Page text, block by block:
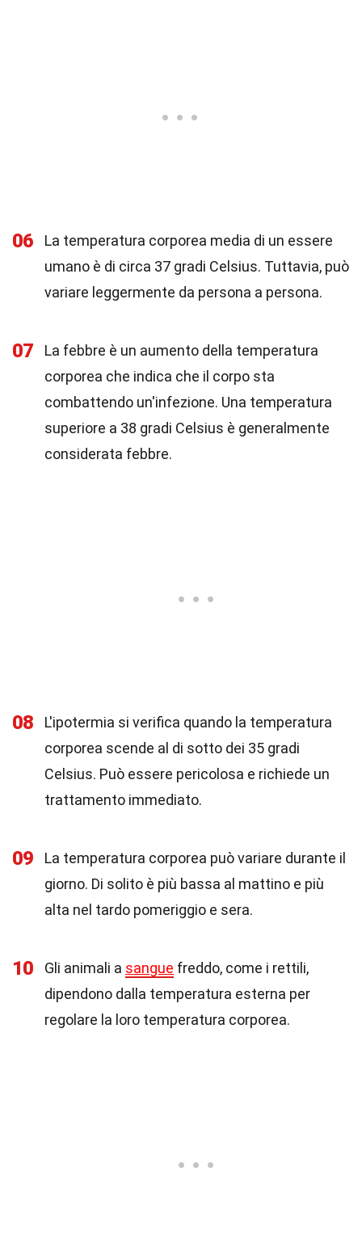
06
La temperatura corporea media di un essere
umano è di circa 37 gradi Celsius. Tuttavia, può
variare leggermente da persona a persona.
07
La febbre è un aumento della temperatura
corporea che indica che il corpo sta
combattendo un'infezione. Una temperatura
superiore a 38 gradi Celsius è generalmente
considerata febbre.
08
L'ipotermia si verifica quando la temperatura
corporea scende al di sotto dei 35 gradi
Celsius. Può essere pericolosa e richiede un
trattamento immediato.
09
La temperatura corporea può variare durante il
giorno. Di solito è più bassa al mattino e più
alta nel tardo pomeriggio e sera.
10 Gli animali a sangue freddo, come i rettili,
dipendono dalla temperatura esterna per
regolare la loro temperatura corporea.